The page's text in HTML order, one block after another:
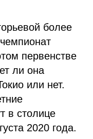
более
первенстве
ли она
или нет.
в столице
2020 года.